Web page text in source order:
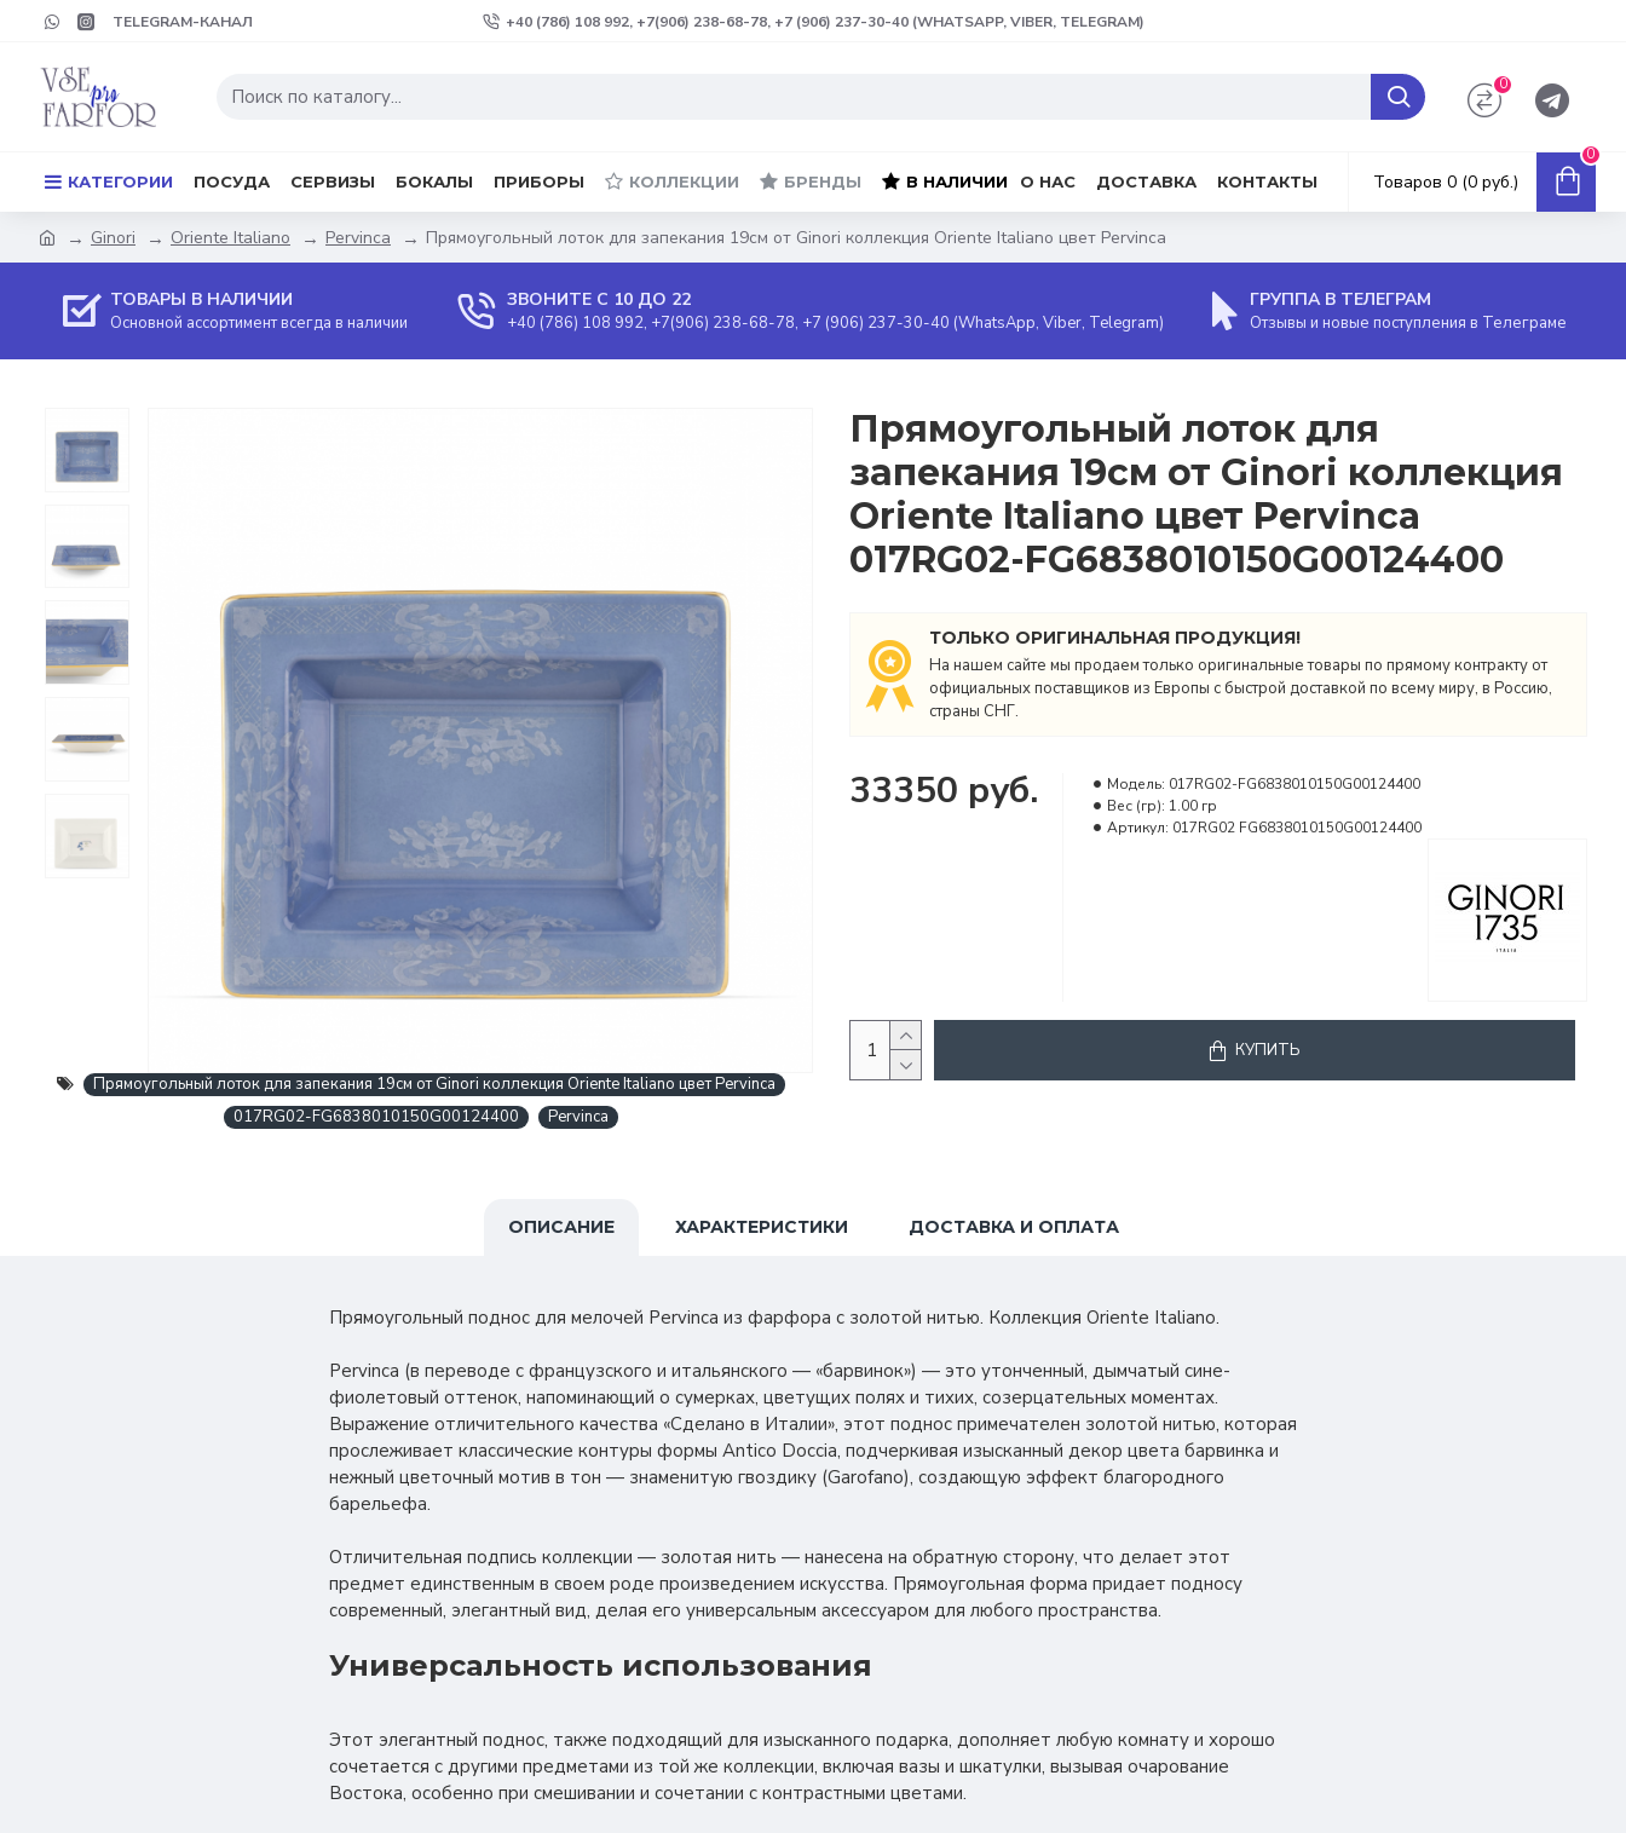
TELEGRAM-КАНАЛ +40 (786) 108 992, +7(906) 238-68-78, +7 (906) 237-30-40 (WHATSAPP, VIBER, TELEGRAM)
0
КАТЕГОРИИ ПОСУДА СЕРВИЗЫ БОКАЛЫ ПРИБОРЫ КОЛЛЕКЦИИ БРЕНДЫ В НАЛИЧИИ О НАС ДОСТАВКА КОНТАКТЫ Товаров 0 (0 руб.)
0
Ginori Oriente Italiano Pervinca Прямоугольный лоток для запекания 19см от Ginori коллекция Oriente Italiano цвет Pervinca
ТОВАРЫ В НАЛИЧИИ
Основной ассортимент всегда в наличии
ЗВОНИТЕ С 10 ДО 22
+40 (786) 108 992, +7(906) 238-68-78, +7 (906) 237-30-40 (WhatsApp, Viber, Telegram)
ГРУППА В ТЕЛЕГРАМ
Отзывы и новые поступления в Телеграме
Прямоугольный лоток для запекания 19см от Ginori коллекция Oriente Italiano цвет Pervinca
017RG02-FG6838010150G00124400
Pervinca
Прямоугольный лоток для
запекания 19см от Ginori коллекция
Oriente Italiano цвет Pervinca
017RG02-FG6838010150G00124400
ТОЛЬКО ОРИГИНАЛЬНАЯ ПРОДУКЦИЯ!
На нашем сайте мы продаем только оригинальные товары по прямому контракту от
официальных поставщиков из Европы с быстрой доставкой по всему миру, в Россию,
страны СНГ.
33350 руб. Модель: 017RG02-FG6838010150G00124400
Вес (гр): 1.00 гр
Артикул: 017RG02 FG6838010150G00124400
КУПИТЬ
ОПИСАНИЕ ХАРАКТЕРИСТИКИ ДОСТАВКА И ОПЛАТА
Прямоугольный поднос для мелочей Pervinca из фарфора с золотой нитью. Коллекция Oriente Italiano.
Pervinca (в переводе с французского и итальянского — «барвинок») — это утонченный, дымчатый сине-
фиолетовый оттенок, напоминающий о сумерках, цветущих полях и тихих, созерцательных моментах.
Выражение отличительного качества «Сделано в Италии», этот поднос примечателен золотой нитью, которая
прослеживает классические контуры формы Antico Doccia, подчеркивая изысканный декор цвета барвинка и
нежный цветочный мотив в тон — знаменитую гвоздику (Garofano), создающую эффект благородного
барельефа.
Отличительная подпись коллекции — золотая нить — нанесена на обратную сторону, что делает этот
предмет единственным в своем роде произведением искусства. Прямоугольная форма придает подносу
современный, элегантный вид, делая его универсальным аксессуаром для любого пространства.
Универсальность использования
Этот элегантный поднос, также подходящий для изысканного подарка, дополняет любую комнату и хорошо
сочетается с другими предметами из той же коллекции, включая вазы и шкатулки, вызывая очарование
Востока, особенно при смешивании и сочетании с контрастными цветами.